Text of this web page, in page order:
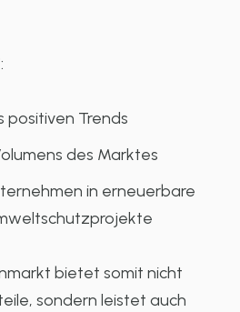
positiven Trends
des Marktes
in erneuerbare
bietet somit nicht
sondern leistet auch